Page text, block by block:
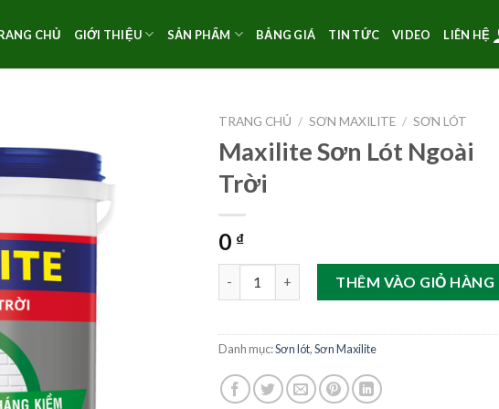
CHỦ GIỚI THIỆU SẢN PHẨM BẢNG GIÁ TIN TỨC VIDEO LIÊN HỆ
TRANG CHỦ / SƠN MAXILITE / SƠN LÓT
Maxilite Sơn Lót Ngoài
Trời
0 ₫
Maxilite Sơn Lót Ngoài Trời số lượng
THÊM VÀO GIỎ HÀNG
Danh mục:Sơn lót,Sơn Maxilite